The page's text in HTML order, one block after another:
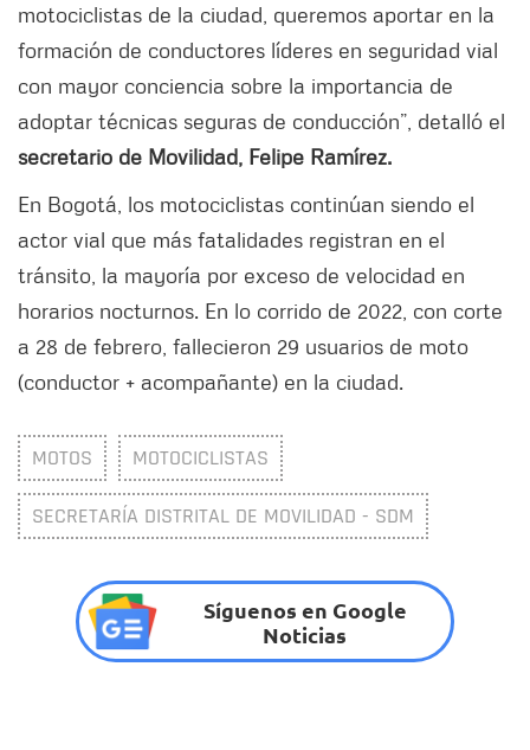
motociclistas de la ciudad, queremos aportar en la
formación de conductores líderes en seguridad vial
con mayor conciencia sobre la importancia de
adoptar técnicas seguras de conducción”, detalló el
secretario de Movilidad, Felipe Ramírez.
En Bogotá, los motociclistas continúan siendo el
actor vial que más fatalidades registran en el
tránsito, la mayoría por exceso de velocidad en
horarios nocturnos. En lo corrido de 2022, con corte
a 28 de febrero, fallecieron 29 usuarios de moto
(conductor + acompañante) en la ciudad.
MOTOS MOTOCICLISTAS
SECRETARÍA DISTRITAL DE MOVILIDAD - SDM
Síguenos en Google
Noticias